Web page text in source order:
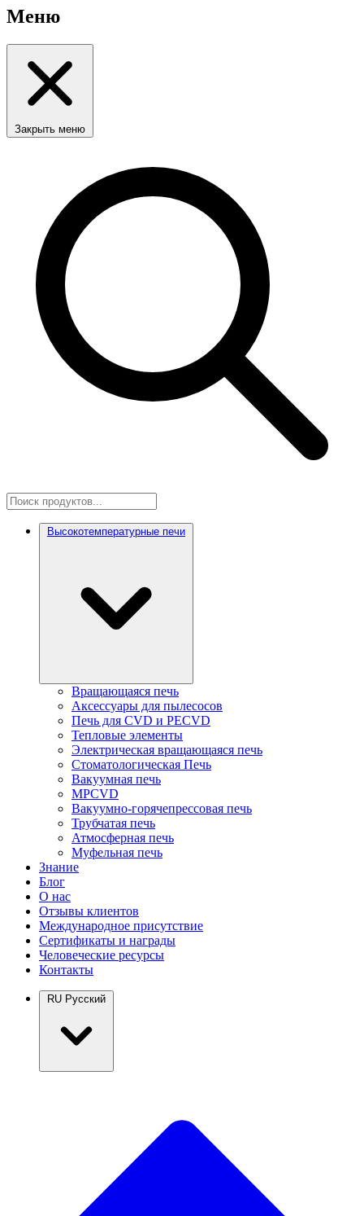
Меню
Закрыть меню
Высокотемпературные печи
Вращающаяся печь
Аксессуары для пылесосов
Печь для CVD и PECVD
Тепловые элементы
Электрическая вращающаяся печь
Стоматологическая Печь
Вакуумная печь
MPCVD
Вакуумно-горячепрессовая печь
Трубчатая печь
Атмосферная печь
Муфельная печь
Знание
Блог
О нас
Отзывы клиентов
Международное присутствие
Сертификаты и награды
Человеческие ресурсы
Контакты
RU Русский